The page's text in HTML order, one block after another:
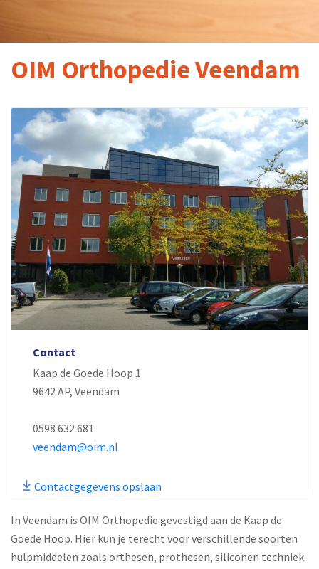
OIM Orthopedie Veendam
Contact
Kaap de Goede Hoop 1
9642 AP, Veendam
0598 632 681
veendam@oim.nl
Contactgegevens opslaan
In Veendam is OIM Orthopedie gevestigd aan de Kaap de
Goede Hoop. Hier kun je terecht voor verschillende soorten
hulpmiddelen zoals orthesen, prothesen, siliconen techniek